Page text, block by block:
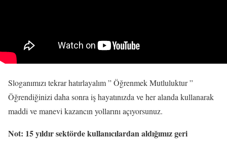
Sloganımızı tekrar hatırlayalım ” Öğrenmek Mutluluktur ”
Öğrendiğinizi daha sonra iş hayatınızda ve her alanda kullanarak
maddi ve manevi kazancın yollarını açıyorsunuz.
Not: 15 yıldır sektörde kullanıcılardan aldığımız geri